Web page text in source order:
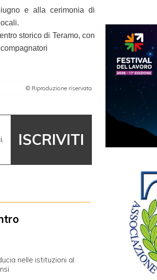
e alla cerimonia di
storico di Teramo, con
© Riproduzione riservata
ISCRIVITI
nelle istituzioni al